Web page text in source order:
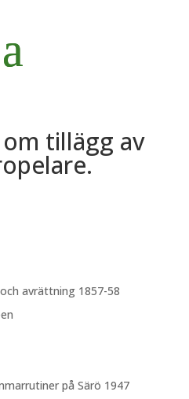
tillägg av
avrättning 1857-58
på Särö 1947